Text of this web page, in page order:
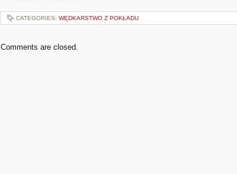
CATEGORIES: WĘDKARSTWO Z POKŁADU
Comments are closed.